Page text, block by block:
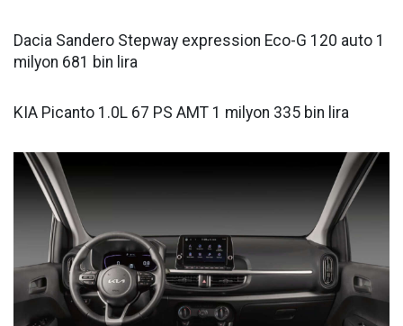
Dacia Sandero Stepway expression Eco-G 120 auto 1
milyon 681 bin lira
KIA Picanto 1.0L 67 PS AMT 1 milyon 335 bin lira